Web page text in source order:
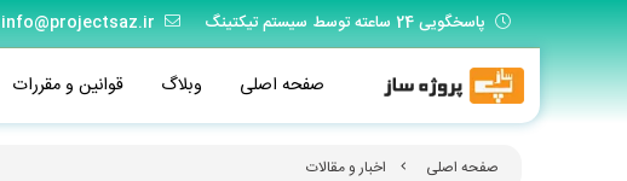
پاسخگویی 24 ساعته توسط سیستم تیکتینگ info@projectsaz.ir
صفحه اصلی وبلاگ قوانین و مقررات
صفحه اصلی اخبار و مقالات